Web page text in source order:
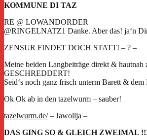
KOMMUNE DI TAZ
RE @ LOWANDORDER
@RINGELNATZ1 Danke. Aber das! ja‘n
ZENSUR FINDET DOCH STATT! – ? –
Meine beiden Langbeiträge direkt & hautnah
GESCHREDDERT!
Seid‘s noch ganz frisch unterm Barett & dem
Ok Ok ab in den tazelwurm – sauber!
tazelwurm.de/– Jawollja –
DAS GING SO & GLEICH ZWEIMAL